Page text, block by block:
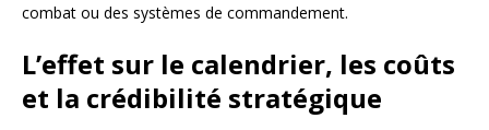
combat ou des systèmes de commandement.
L’effet sur le calendrier, les coûts
et la crédibilité stratégique